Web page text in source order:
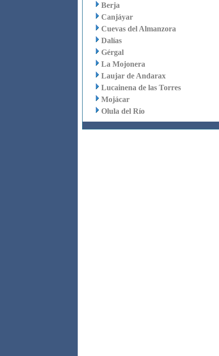
Berja
Canjáyar
Cuevas del Almanzora
Dalías
Gérgal
La Mojonera
Laujar de Andarax
Lucainena de las Torres
Mojácar
Olula del Río